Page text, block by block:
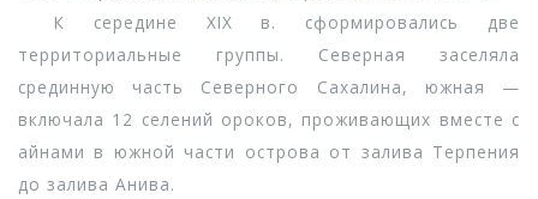
К середине XIX в. сформировались две
территориальные группы. Северная заселяла
срединную часть Северного Сахалина, южная —
включала 12 селений ороков, проживающих вместе с
айнами в южной части острова от залива Терпения
до залива Анива.